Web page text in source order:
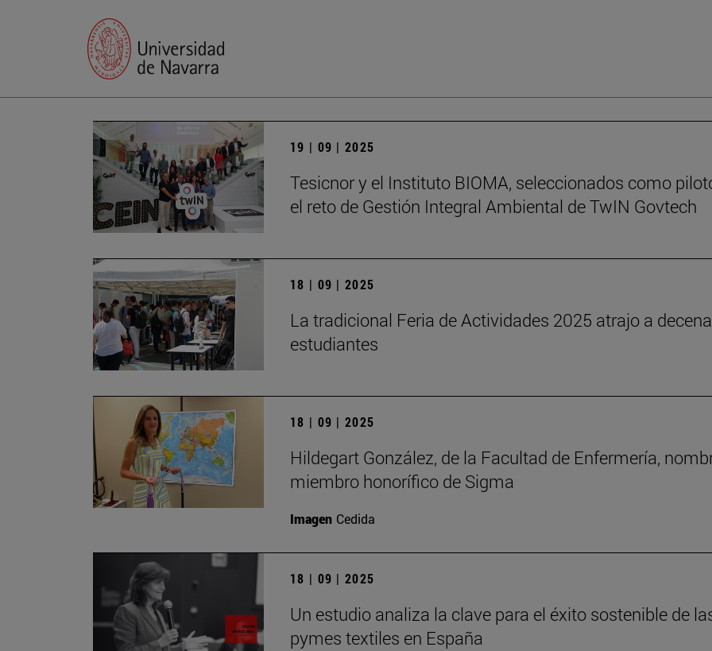
19 | 09 | 2025
Tesicnor y el Instituto BIOMA, seleccionados como
el reto de Gestión Integral Ambiental de TwIN Govtech
18 | 09 | 2025
La tradicional Feria de Actividades 2025 atrajo a
estudiantes
18 | 09 | 2025
Hildegart González, de la Facultad de Enfermería,
miembro honorífico de Sigma
Imagen Cedida
18 | 09 | 2025
Un estudio analiza la clave para el éxito sostenible de
pymes textiles en España